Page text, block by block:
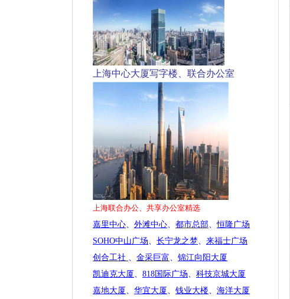
上海中心大厦写字楼、联合办公室
上海联合办公、共享办公室精选
嘉里中心、 外滩中心、 都市总部、恒隆广场
SOHO中山广场、 长宁龙之梦、 来福士广场
创合工社 、 金采巨富、 锦江向阳大厦
凯迪克大厦、 818国际广场、 科技京城大厦
嘉地大厦、 华宜大厦、 钱业大楼、 海洋大厦